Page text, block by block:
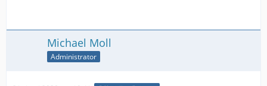
Michael Moll
Administrator